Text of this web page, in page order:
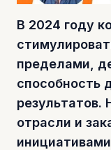
В 2024 году
пределами,
способность
результатов.
отрасли и